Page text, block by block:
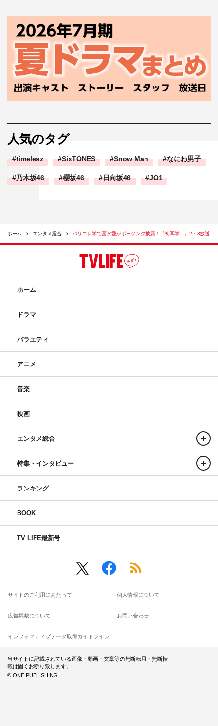
人気のタグ
timelesz SixTONES Snow Man なにわ男子
乃木坂46 櫻坂46 日向坂46 JO1
ホーム エンタメ総合 パリコレ学で冨永愛がポージング披露！『初耳学！』2・3放送
ホーム
ドラマ
バラエティ
アニメ
音楽
映画
エンタメ総合
特集・インタビュー
ランキング
BOOK
TV LIFE最新号
サイトのご利用にあたって 個人情報について
広告掲載について お問い合わせ
インフォマティブデータ取得ガイドライン
当サイトに記載されている画像・動画・文章等の無断転用・無断転
載は固くお断り致します。
© ONE PUBLISHING